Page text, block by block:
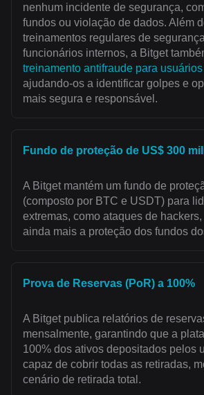
nenhum incidente de segurança,
fundos ou violação de dados. Além
treinamentos regulares de
funcionários internos, a Bitget
treinamento antifraude para
ajudando-os a identificar golpes e
mais segura e responsável.
Fundo de proteção de US$ 300
A Bitget mantém um fundo de
(composto por BTC e USDT) para
extremas, como ataques de
ainda mais a proteção dos fundos
Prova de Reservas (PoR) a 100%
A Bitget publica relatórios de
mensalmente, garantindo que a
100% dos ativos depositados pelos
capaz de cobrir todas as retiradas,
cenário de retirada total.